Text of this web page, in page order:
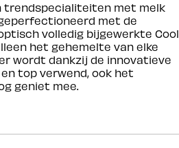
trendspecialiteiten met melk
met de
volledig bijgewerkte Cool
het gehemelte van elke
wordt dankzij de innovatieve
top verwend, ook het
geniet mee.